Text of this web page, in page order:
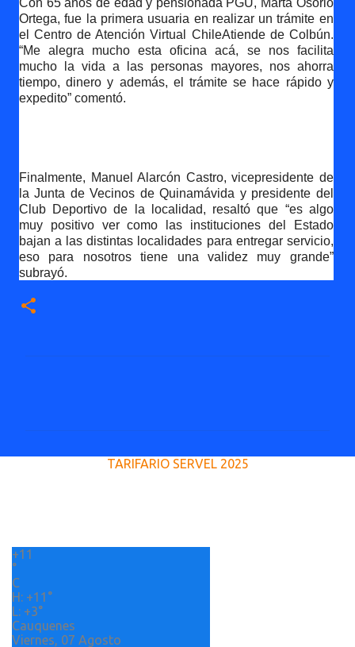
Con 65 años de edad y pensionada PGU, Marta Osorio
Ortega, fue la primera usuaria en realizar un trámite en
el Centro de Atención Virtual ChileAtiende de Colbún.
“Me alegra mucho esta oficina acá, se nos facilita
mucho la vida a las personas mayores, nos ahorra
tiempo, dinero y además, el trámite se hace rápido y
expedito” comentó.
Finalmente, Manuel Alarcón Castro, vicepresidente de
la Junta de Vecinos de Quinamávida y presidente del
Club Deportivo de la localidad, resaltó que “es algo
muy positivo ver como las instituciones del Estado
bajan a las distintas localidades para entregar servicio,
eso para nosotros tiene una validez muy grande”
subrayó.
s
TARIFARIO SERVEL 2025
+11
°
C
H: +11°
L: +3°
Cauquenes
Viernes, 07 Agosto